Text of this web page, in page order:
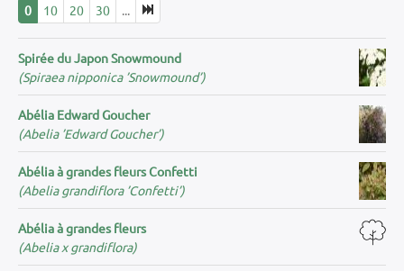
0 10 20 30
Spirée du Japon Snowmound
(Spiraea nipponica ’Snowmound’)
Abélia Edward Goucher
(Abelia ’Edward Goucher’)
Abélia à grandes fleurs Confetti
(Abelia grandiflora ’Confetti’)
Abélia à grandes fleurs
(Abelia x grandiflora)